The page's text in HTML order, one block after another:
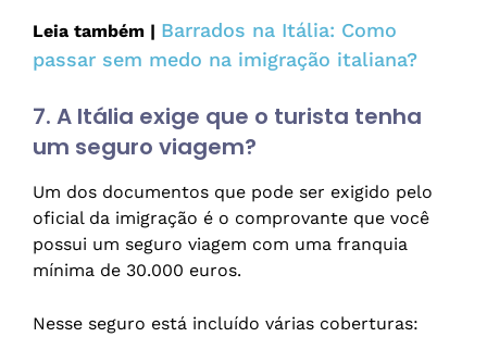
Leia também | Barrados na Itália: Como
passar sem medo na imigração italiana?
7. A Itália exige que o turista tenha
um seguro viagem?
Um dos documentos que pode ser exigido pelo
oficial da imigração é o comprovante que você
possui um seguro viagem com uma franquia
mínima de 30.000 euros.
Nesse seguro está incluído várias coberturas: